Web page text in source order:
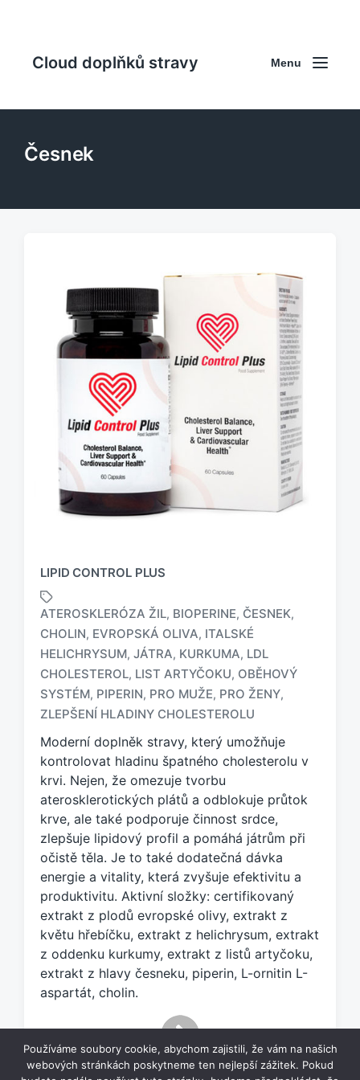
Cloud doplňků stravy Menu
Česnek
LIPID CONTROL PLUS
z
n
a
e
n
o
t
a
g
m
:
ATEROSKLERÓZA ŽIL, BIOPERINE, ČESNEK,
CHOLIN, EVROPSKÁ OLIVA, ITALSKÉ
HELICHRYSUM, JÁTRA, KURKUMA, LDL
CHOLESTEROL, LIST ARTYČOKU, OBĚHOVÝ
SYSTÉM, PIPERIN, PRO MUŽE, PRO ŽENY,
ZLEPŠENÍ HLADINY CHOLESTEROLU
Moderní doplněk stravy, který umožňuje
kontrolovat hladinu špatného cholesterolu v
krvi. Nejen, že omezuje tvorbu
aterosklerotických plátů a odblokuje průtok
krve, ale také podporuje činnost srdce,
zlepšuje lipidový profil a pomáhá játrům při
očistě těla. Je to také dodatečná dávka
energie a vitality, která zvyšuje efektivitu a
produktivitu. Aktivní složky: certifikovaný
extrakt z plodů evropské olivy, extrakt z
květu hřebíčku, extrakt z helichrysum, extrakt
z oddenku kurkumy, extrakt z listů artyčoku,
extrakt z hlavy česneku, piperin, L-ornitin L-
aspartát, cholin.
Používáme soubory cookie, abychom zajistili, že vám na našich
webových stránkách poskytneme ten nejlepší zážitek. Pokud